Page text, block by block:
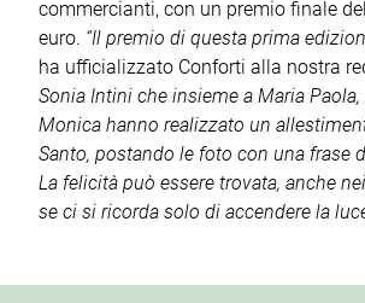
commercianti, con un premio finale
euro. “Il premio di questa prima
ha ufficializzato Conforti alla nostra
Sonia Intini che insieme a Maria
Monica hanno realizzato un
Santo, postando le foto con una frase
La felicità può essere trovata, anche
se ci si ricorda solo di accendere la